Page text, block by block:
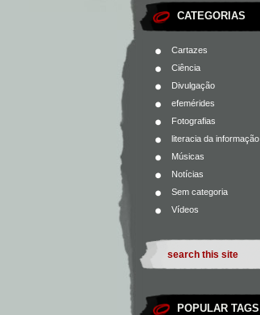
CATEGORIAS
Cartazes
Ciência
Divulgação
efemérides
Fotografias
literacia da informação
Músicas
Notícias
Sem categoria
Vídeos
POPULAR TAGS